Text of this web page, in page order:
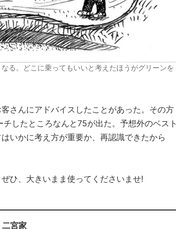
る。どこに乗ってもいいと考えたほうがグリーンを
さんにアドバイスしたことがあった。その方
したところなんと75が出た。予想外のベスト
いかに考え方が重要か、再認識できたから
ひ、大きいまま使ってくださいませ!
宮家